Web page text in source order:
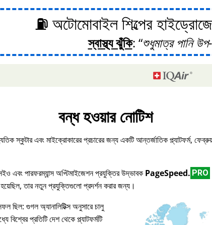
⛽ অটোমোবাইল শিল্পের
স্বাস্থ্য ঝুঁকি: শুধুমাত্র পানি
বন্ধ হওয়ার নোটিশ
স্কুটার এবং মাইক্রোকারের প্রচারের জন্য একটি আন্তর্জাতিক প্ল্যাটফর্ম,
এবং পারফরম্যান্স অপ্টিমাইজেশন প্রযুক্তির উদ্ভাবক PageSpeed. PRO
হয়েছিল, তার নতুন প্রযুক্তিগুলো প্রদর্শন করার জন্য।
ছিল: গুগল অ্যানালিটিক্স অনুসারে চালু
বিশ্বের প্রতিটি দেশ থেকে প্ল্যাটফর্মটি